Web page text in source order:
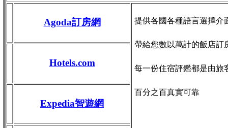
Agoda訂房網 提供各國各種語言選擇介
帶給您數以萬計的飯店訂
每一份住宿評鑑都是由旅
百分之百真實可靠
Hotels.com
Expedia智遊網